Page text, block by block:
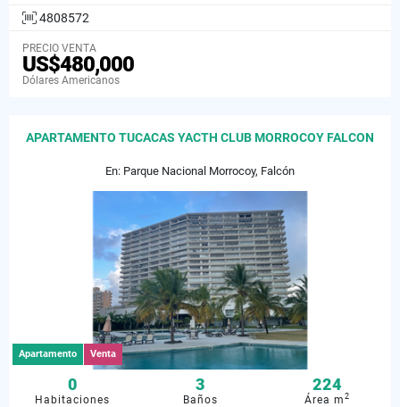
4808572
PRECIO VENTA
US$480,000
Dólares Americanos
APARTAMENTO TUCACAS YACTH CLUB MORROCOY FALCON
En: Parque Nacional Morrocoy, Falcón
Apartamento Venta
0
Habitaciones
3
Baños
224
Área m2